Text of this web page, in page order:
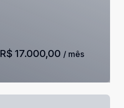
R$ 17.000,00 / mês